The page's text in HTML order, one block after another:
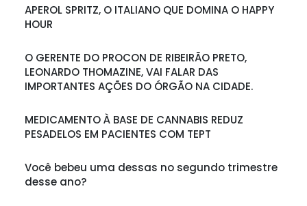
APEROL SPRITZ, O ITALIANO QUE DOMINA O HAPPY
HOUR
O GERENTE DO PROCON DE RIBEIRÃO PRETO,
LEONARDO THOMAZINE, VAI FALAR DAS
IMPORTANTES AÇÕES DO ÓRGÃO NA CIDADE.
MEDICAMENTO À BASE DE CANNABIS REDUZ
PESADELOS EM PACIENTES COM TEPT
Você bebeu uma dessas no segundo trimestre
desse ano?